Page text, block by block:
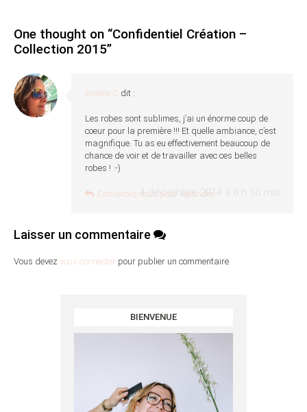
One thought on “Confidentiel Création –
Collection 2015”
Amélie C dit :
4 décembre 2014 à 8 h 16 min
Les robes sont sublimes, j’ai un énorme coup de
coeur pour la première !!! Et quelle ambiance, c’est
magnifique. Tu as eu effectivement beaucoup de
chance de voir et de travailler avec ces belles
robes ! :-)
Connectez-vous pour répondre
Laisser un commentaire
Vous devez vous connecter pour publier un commentaire.
BIENVENUE